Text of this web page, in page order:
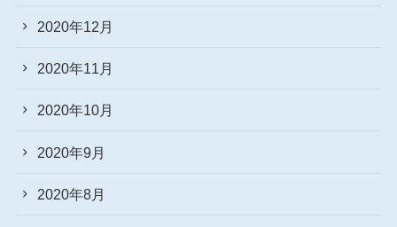
2020年12月
2020年11月
2020年10月
2020年9月
2020年8月